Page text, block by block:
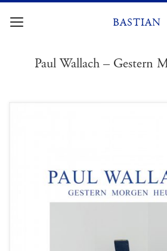
Zum
Inhalt
BASTIAN
Paul Wallach – Gestern